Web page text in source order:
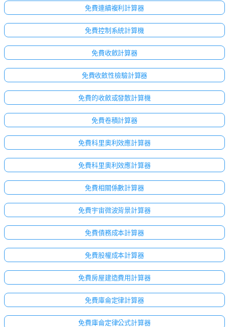
免費連續複利計算器
免費控制系統計算機
免費收斂計算器
免費收斂性檢驗計算器
免費的收斂或發散計算機
免費卷積計算器
免費科里奧利效應計算器
免費科里奧利效應計算器
免費相關係數計算器
免費宇宙微波背景計算器
免費債務成本計算器
免費股權成本計算器
免費房屋建造費用計算器
免費庫侖定律計算器
免費庫侖定律公式計算器